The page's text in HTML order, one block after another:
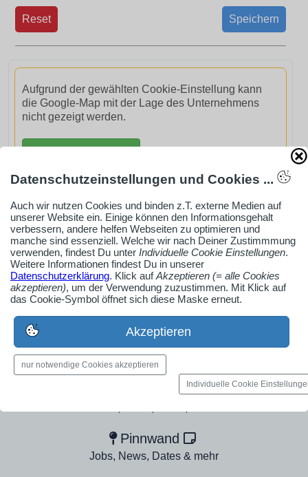
Speichern
Reset
Aufgrund der gewählten Cookie-Einstellung kann
die Google-Map mit der Lage des Unternehmens
nicht gezeigt werden.
GoogleMaps aktivieren
AdSense smARTe inArticle-Anzeige aktivieren
Ob Solo-Selbsständiger, Handwerksbetrieb oder
Industrieunternehmen
Erstelle jetzt ein gratis Firmenprofil für dein Unternehmen:
jetzt registrieren
Medien-Galerie
Pinnwand
Jobs, News, Dates & mehr
Datenschutzeinstellungen und Cookies ...
Auch wir nutzen Cookies und binden z.T. externe Medien auf
unserer Website ein. Einige können den Informationsgehalt
verbessern, andere helfen Webseiten zu optimieren und
manche sind essenziell. Welche wir nach Deiner Zustimmmung
verwenden, findest Du unter Individuelle Cookie Einstellungen.
Weitere Informationen findest Du in unserer
Datenschutzerklärung. Klick aufAkzeptieren (= alle Cookies
akzeptieren), um der Verwendung zuzustimmen. Mit Klick auf
das Cookie-Symbol öffnet sich diese Maske erneut.
Akzeptieren
nur notwendige Cookies akzeptieren
Individuelle Cookie